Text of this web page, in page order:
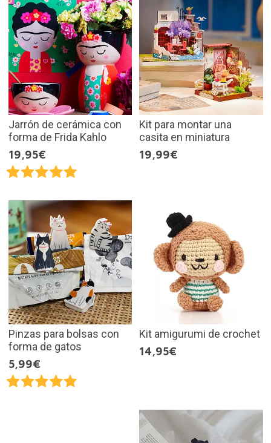
Jarrón de cerámica con
forma de Frida Kahlo
19,95€
Kit para montar una
casita en miniatura
19,99€
Pinzas para bolsas con
forma de gatos
5,99€
Kit amigurumi de crochet
14,95€